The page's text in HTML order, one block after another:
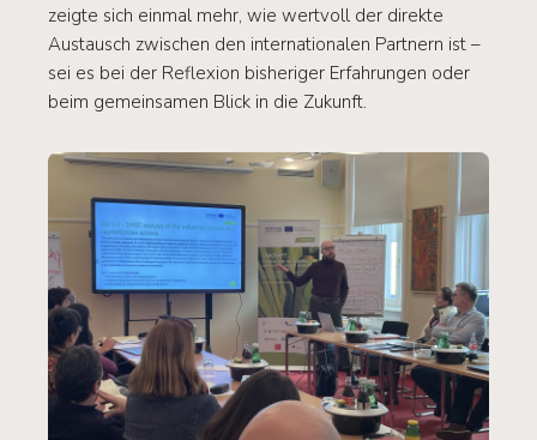
zeigte sich einmal mehr, wie wertvoll der direkte
Austausch zwischen den internationalen Partnern ist –
sei es bei der Reflexion bisheriger Erfahrungen oder
beim gemeinsamen Blick in die Zukunft.